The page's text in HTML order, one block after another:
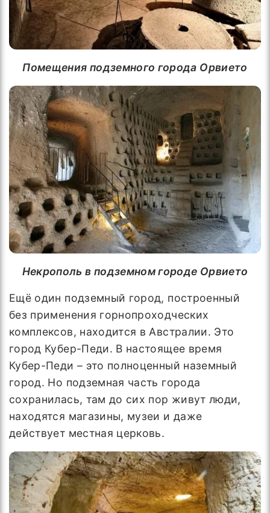
Помещения подземного города Орвието
Некрополь в подземном городе Орвието
Ещё один подземный город, построенный
без применения горнопроходческих
комплексов, находится в Австралии. Это
город Кубер-Педи. В настоящее время
Кубер-Педи – это полноценный наземный
город. Но подземная часть города
сохранилась, там до сих пор живут люди,
находятся магазины, музеи и даже
действует местная церковь.